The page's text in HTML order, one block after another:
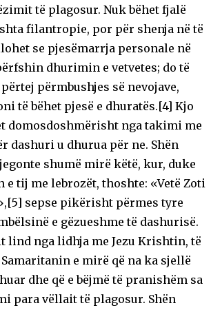
të plagosur. Nuk bëhet fjalë
filantropie, por për shenja në të
se pjesëmarrja personale në
dhurimin e vetvetes; do të
përmbushjes së nevojave,
të bëhet pjesë e dhuratës.[4] Kjo
domosdoshmërisht nga takimi me
dashuri u dhurua për ne. Shën
shumë mirë këtë, kur, duke
tij me lebrozët, thoshte: «Vetë Zoti
sepse pikërisht përmes tyre
e gëzueshme të dashurisë.
lind nga lidhja me Jezu Krishtin, të
e mirë që na ka sjellë
dhe që e bëjmë të pranishëm sa
para vëllait të plagosur. Shën